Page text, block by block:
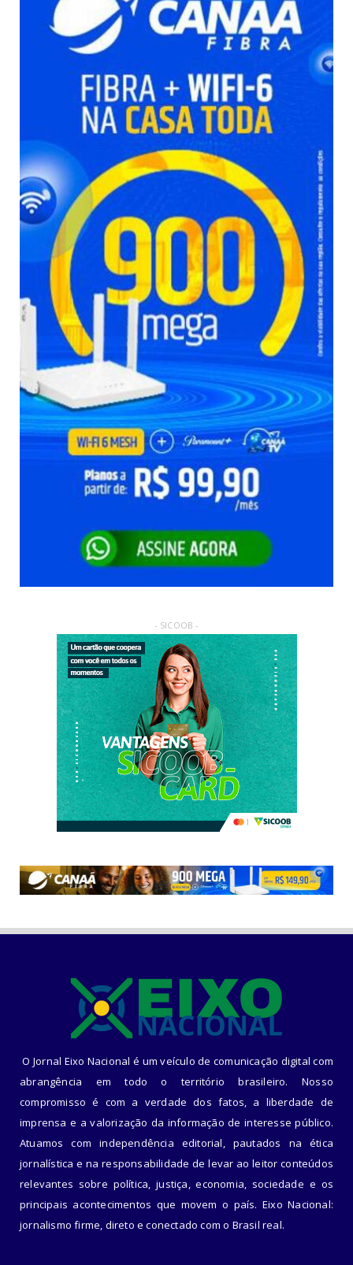
- SICOOB -
O Jornal Eixo Nacional é um veículo de comunicação digital com
abrangência em todo o território brasileiro. Nosso
compromisso é com a verdade dos fatos, a liberdade de
imprensa e a valorização da informação de interesse público.
Atuamos com independência editorial, pautados na ética
jornalística e na responsabilidade de levar ao leitor conteúdos
relevantes sobre política, justiça, economia, sociedade e os
principais acontecimentos que movem o país. Eixo Nacional:
jornalismo firme, direto e conectado com o Brasil real.